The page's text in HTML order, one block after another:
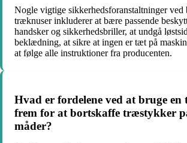
Nogle vigtige sikkerhedsforanstaltninger ved
træknuser inkluderer at bære passende
handsker og sikkerhedsbriller, at undgå
beklædning, at sikre at ingen er tæt på
at følge alle instruktioner fra producenten.
Hvad er fordelene ved at bruge
frem for at bortskaffe træstykker
måder?